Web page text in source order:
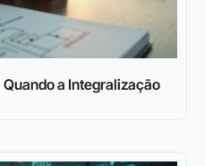
a Integralização